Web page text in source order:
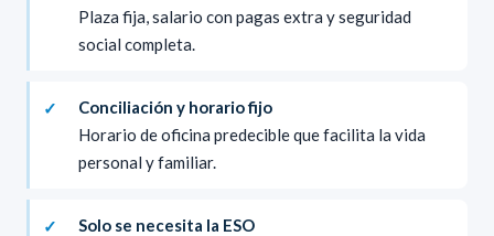
Plaza fija, salario con pagas extra y seguridad
social completa.
Conciliación y horario fijo
Horario de oficina predecible que facilita la vida
personal y familiar.
Solo se necesita la ESO